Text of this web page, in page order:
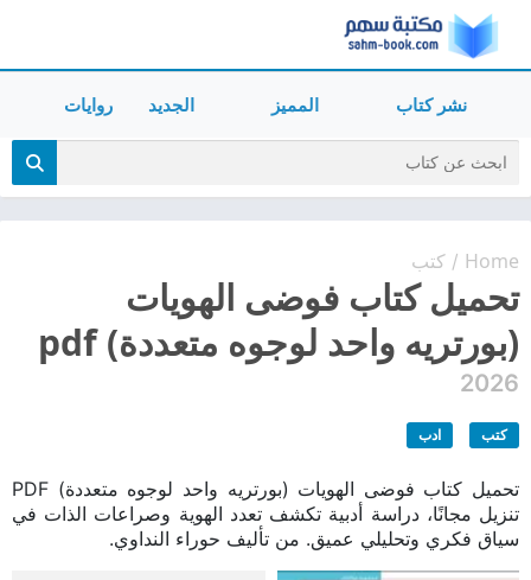
نشر كتاب المميز الجديد روايات
Home
/ كتب
تحميل كتاب فوضى الهويات
(بورتريه واحد لوجوه متعددة) pdf
2026
كتب ادب
تحميل كتاب فوضى الهويات (بورتريه واحد لوجوه متعددة) PDF
تنزيل مجانًا، دراسة أدبية تكشف تعدد الهوية وصراعات الذات في
سياق فكري وتحليلي عميق. من تأليف حوراء النداوي.